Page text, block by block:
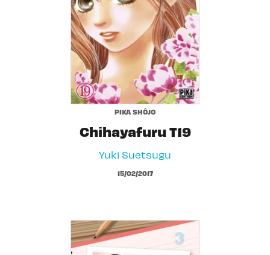
PIKA SHÔJO
Chihayafuru T19
Yuki Suetsugu
15/02/2017